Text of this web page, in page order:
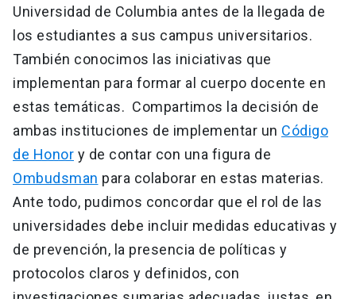
Universidad de Columbia antes de la llegada de
los estudiantes a sus campus universitarios.
También conocimos las iniciativas que
implementan para formar al cuerpo docente en
estas temáticas. Compartimos la decisión de
ambas instituciones de implementar un Código
de Honor y de contar con una figura de
Ombudsman para colaborar en estas materias.
Ante todo, pudimos concordar que el rol de las
universidades debe incluir medidas educativas y
de prevención, la presencia de políticas y
protocolos claros y definidos, con